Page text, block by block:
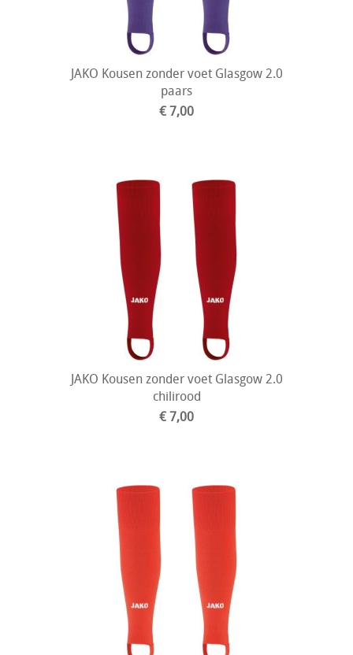
JAKO Kousen zonder voet Glasgow 2.0
paars
€ 7,00
JAKO Kousen zonder voet Glasgow 2.0
chilirood
€ 7,00